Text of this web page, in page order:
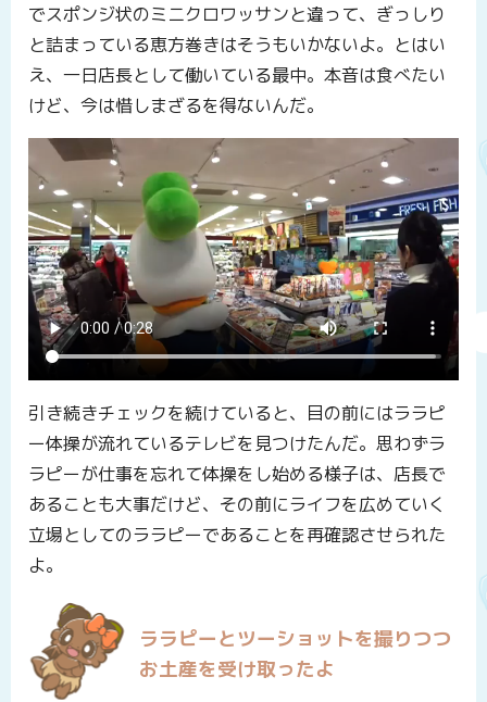
でスポンジ状のミニクロワッサンと違って、ぎっしり
と詰まっている恵方巻きはそうもいかないよ。とはい
え、一日店長として働いている最中。本音は食べたい
けど、今は惜しまざるを得ないんだ。
引き続きチェックを続けていると、目の前にはララピ
ー体操が流れているテレビを見つけたんだ。思わずラ
ラピーが仕事を忘れて体操をし始める様子は、店長で
あることも大事だけど、その前にライフを広めていく
立場としてのララピーであることを再確認させられた
よ。
ララピーとツーショットを撮りつつ
お土産を受け取ったよ